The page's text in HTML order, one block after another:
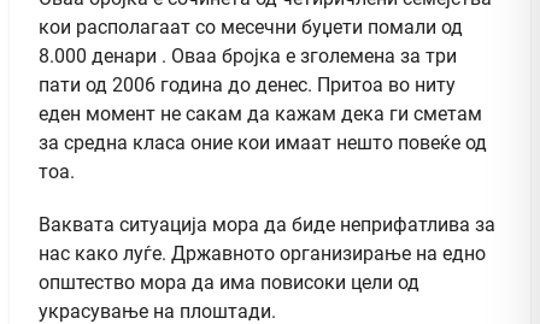
кои располагаат со месечни буџети помали од
8.000 денари . Оваа бројка е зголемена за три
пати од 2006 година до денес. Притоа во ниту
еден момент не сакам да кажам дека ги сметам
за средна класа оние кои имаат нешто повеќе од
тоа.
Ваквата ситуација мора да биде неприфатлива за
нас како луѓе. Државното организирање на едно
општество мора да има повисоки цели од
украсување на плоштади.